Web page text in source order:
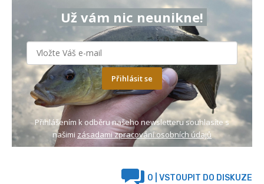
Už vám nic neunikne!
Přihlásit se
Přihlášením k odběru našeho newsletteru souhlasíte s
našimi zásadami zpracování osobních údajů
0 | VSTOUPIT DO DISKUZE